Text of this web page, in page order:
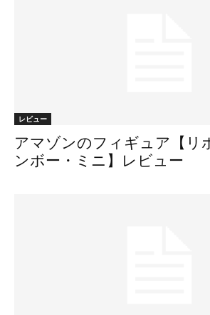
レビュー
アマゾンのフィギュア【リ
ンボー・ミニ】レビュー